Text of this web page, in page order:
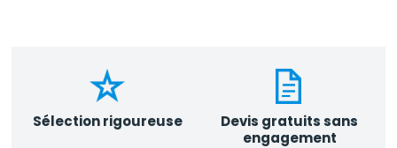
Sélection rigoureuse
Devis gratuits sans
engagement